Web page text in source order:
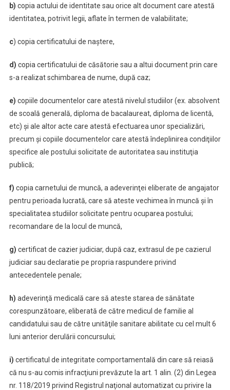
b) copia actului de identitate sau orice alt document care atestă
identitatea, potrivit legii, aflate în termen de valabilitate;
c) copia certificatului de naștere,
d) copia certificatului de căsătorie sau a altui document prin care
s-a realizat schimbarea de nume, după caz;
e) copiile documentelor care atestă nivelul studiilor (ex. absolvent
de scoală generală, diploma de bacalaureat, diploma de licentă,
etc) şi ale altor acte care atestă efectuarea unor specializări,
precum şi copiile documentelor care atestă îndeplinirea condiţiilor
specifice ale postului solicitate de autoritatea sau instituţia
publică;
f) copia carnetului de muncă, a adeverinţei eliberate de angajator
pentru perioada lucrată, care să ateste vechimea în muncă şi în
specialitatea studiilor solicitate pentru ocuparea postului;
recomandare de la locul de muncă,
g) certificat de cazier judiciar, după caz, extrasul de pe cazierul
judiciar sau declaratie pe propria raspundere privind
antecedentele penale;
h) adeverinţă medicală care să ateste starea de sănătate
corespunzătoare, eliberată de către medicul de familie al
candidatului sau de către unităţile sanitare abilitate cu cel mult 6
luni anterior derulării concursului;
i) certificatul de integritate comportamentală din care să reiasă
că nu s-au comis infracţiuni prevăzute la art. 1 alin. (2) din Legea
nr. 118/2019 privind Registrul naţional automatizat cu privire la